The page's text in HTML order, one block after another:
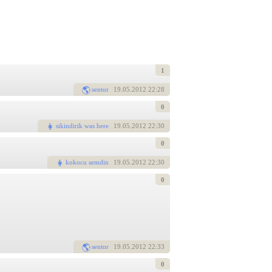
sentor 19 .05.2012 22:28
1
sikindirik was here 19 .05.2012 22:30
0
kokocu semdin 19 .05.2012 22:30
0
sentor 19 .05.2012 22:33
0
0